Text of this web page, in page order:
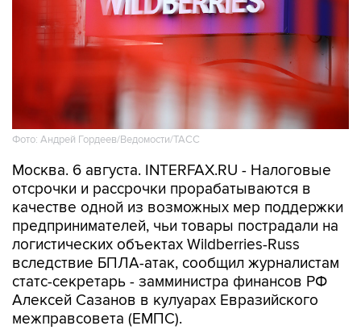
Фото: Андрей Гордеев/Ведомости/ТАСС
Москва. 6 августа. INTERFAX.RU - Налоговые
отсрочки и рассрочки прорабатываются в
качестве одной из возможных мер поддержки
предпринимателей, чьи товары пострадали на
логистических объектах Wildberries-Russ
вследствие БПЛА-атак, сообщил журналистам
статс-секретарь - замминистра финансов РФ
Алексей Сазанов в кулуарах Евразийского
межправсовета (ЕМПС).